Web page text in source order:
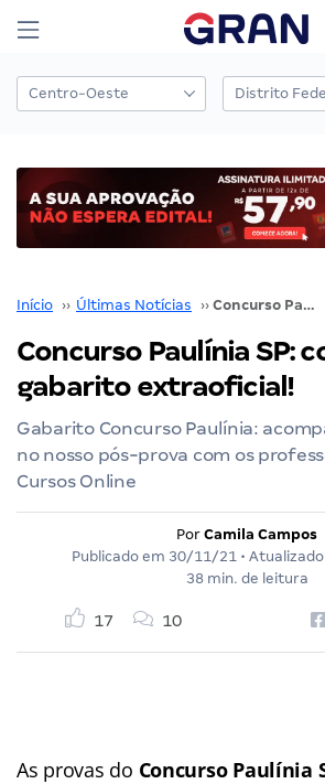
Início ›› Últimas Notícias ›› Concurso Paulínia SP: confira o gabarito extraoficial!
Concurso Paulínia SP:
gabarito extraoficial!
Gabarito Concurso Paulínia:
no nosso pós-prova com os
Cursos Online
Por Camila Campos
Publicado em 30/11/21 •
38 min. de leitura
17 10
As provas do Concurso Paulínia